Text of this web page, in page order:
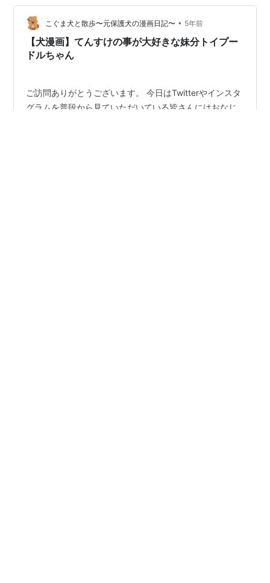
(´・ω・｀)ｼｮﾎﾞｰﾝ 他に入れそうなお店を探しましたが、
営業時間が終わっていたり 予約でいっぱいだった…
こぐま犬と散歩〜元保護犬の漫画日記〜 • 5年前
【犬漫画】てんすけの事が大好きな妹分トイプー
ドルちゃん